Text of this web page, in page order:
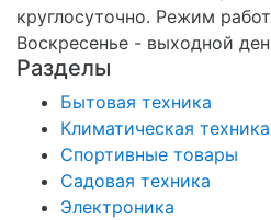
круглосуточно. Режим
Воскресенье - выходной
Разделы
Бытовая техника
Климатическая техника
Спортивные товары
Садовая техника
Электроника